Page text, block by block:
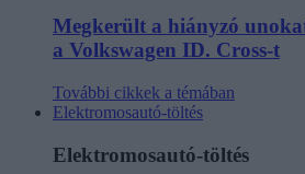
Megkerült a hiányzó
a Volkswagen ID. Cross-t
További cikkek a témában
Elektromosautó-töltés
Elektromosautó-töltés